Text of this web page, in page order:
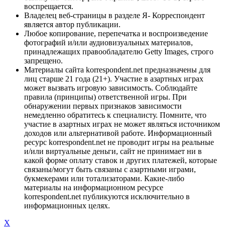
воспрещается.
Владелец веб-страницы в разделе Я- Корреспондент
является автор публикации.
Любое копирование, перепечатка и воспроизведение
фотографий и/или аудиовизуальных материалов,
принадлежащих правообладателю Getty Images, строго
запрещено.
Материалы сайта korrespondent.net предназначены для
лиц старше 21 года (21+). Участие в азартных играх
может вызвать игровую зависимость. Соблюдайте
правила (принципы) ответственной игры. При
обнаружении первых признаков зависимости
немедленно обратитесь к специалисту. Помните, что
участие в азартных играх не может являться источником
доходов или альтернативой работе. Информационный
ресурс korrespondent.net не проводит игры на реальные
и/или виртуальные деньги, сайт не принимает ни в
какой форме оплату ставок и других платежей, которые
связаны/могут быть связаны с азартными играми,
букмекерами или тотализаторами. Какие-либо
материалы на информационном ресурсе
korrespondent.net публикуются исключительно в
информационных целях.
X